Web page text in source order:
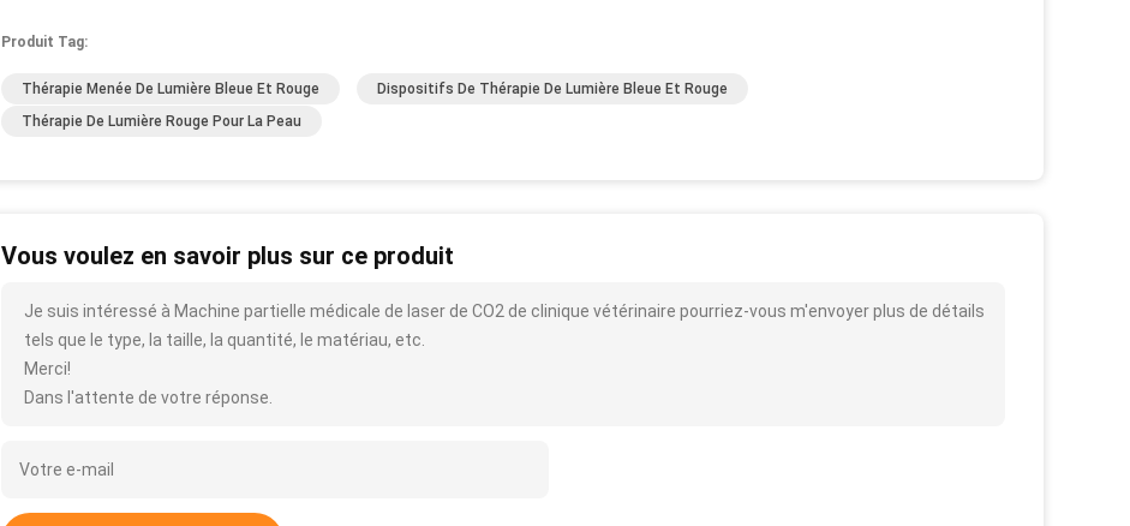
Produit Tag:
Thérapie Menée De Lumière Bleue Et Rouge
Dispositifs De Thérapie De Lumière Bleue Et Rouge
Thérapie De Lumière Rouge Pour La Peau
Vous voulez en savoir plus sur ce produit
Je suis intéressé à Machine partielle médicale de laser de CO2 de clinique vétérinaire pourriez-vous m'envoyer plus de détails
tels que le type, la taille, la quantité, le matériau, etc.
Merci!
Dans l'attente de votre réponse.